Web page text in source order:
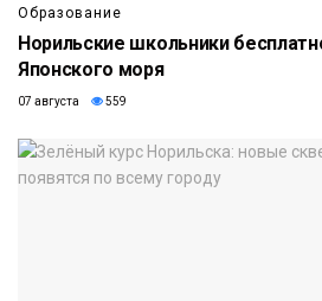
Образование
Норильские школьники
Японского моря
07 августа 559